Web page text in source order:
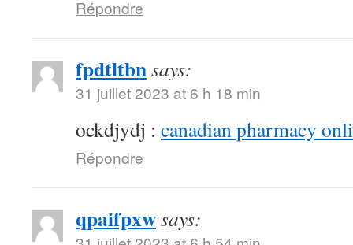
Répondre
fpdtltbnsays:
31 juillet 2023 at 6 h 18 min
ockdjydj : canadian pharmacy
Répondre
qpaifpxwsays: